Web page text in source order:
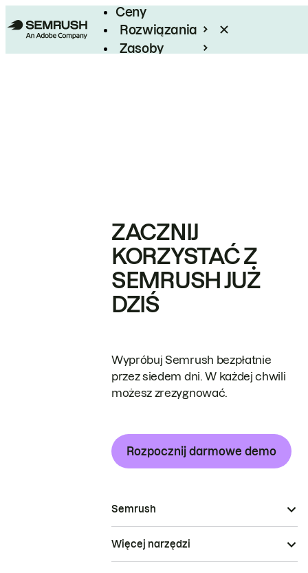
Ceny
Rozwiązania
Zasoby
ZACZNIJ
KORZYSTAĆ Z
SEMRUSH JUŻ
DZIŚ
Wypróbuj Semrush bezpłatnie
przez siedem dni. W każdej chwili
możesz zrezygnować.
Rozpocznij darmowe demo
Semrush
Więcej narzędzi